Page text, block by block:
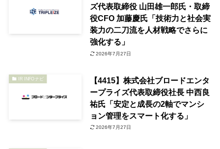
ズ代表取締役 山田雄一郎氏・取締
役CFO 加藤慶氏「技術力と社会実
装力の二刀流を人材戦略でさらに
強化する」
2026年7月27日
IR INFOナビ
【4415】株式会社ブロードエンタ
ープライズ代表取締役社長 中西良
祐氏「安定と成長の2軸でマンシ
ョン管理をスマート化する」
2026年7月27日